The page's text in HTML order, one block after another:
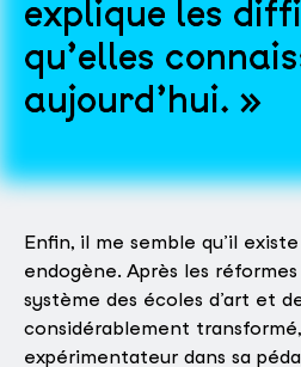
explique les
qu’elles
aujourd’hui.
Enfin, il me semble qu’il
endogène. Après les réformes
système des écoles d’art et
considérablement
expérimentateur dans sa